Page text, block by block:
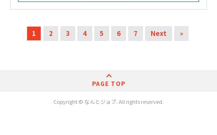
1 2 3 4 5 6 7 Next »
PAGE TOP
Copyright © なんとジョブ. All rights reserved.